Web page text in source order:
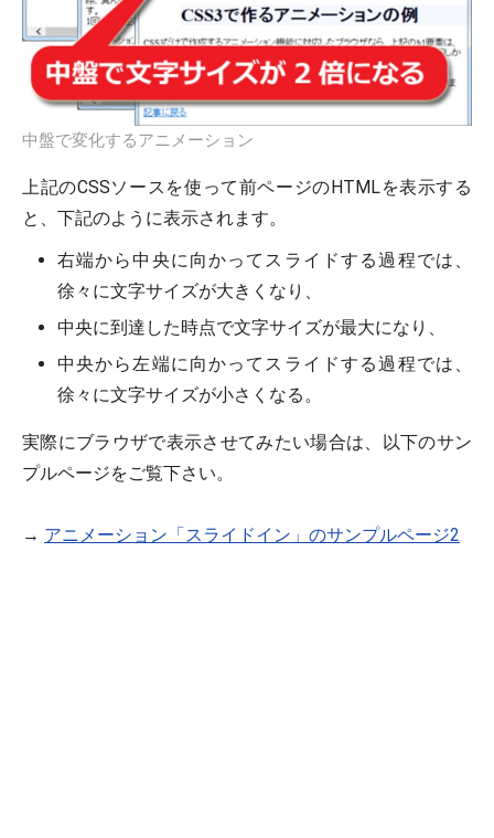
中盤で変化するアニメーション
上記のCSSソースを使って前ページのHTMLを表示する
と、下記のように表示されます。
右端から中央に向かってスライドする過程では、
徐々に文字サイズが大きくなり、
中央に到達した時点で文字サイズが最大になり、
中央から左端に向かってスライドする過程では、
徐々に文字サイズが小さくなる。
実際にブラウザで表示させてみたい場合は、以下のサン
プルページをご覧下さい。
→ アニメーション「スライドイン」のサンプルページ2